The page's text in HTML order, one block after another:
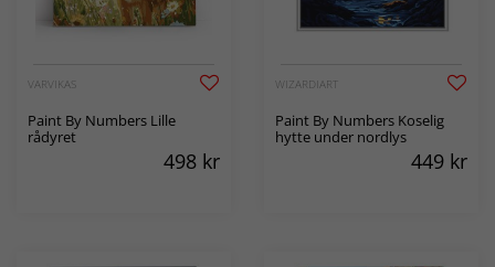
VARVIKAS
Paint By Numbers Lille
rådyret
498 kr
WIZARDIART
Paint By Numbers Koselig
hytte under nordlys
449 kr